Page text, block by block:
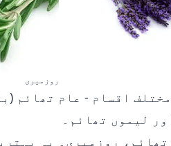
روزمیری
اقسام - عام تھائم
لیموں تھائم۔
تھائم، روزمیری۔ یہ